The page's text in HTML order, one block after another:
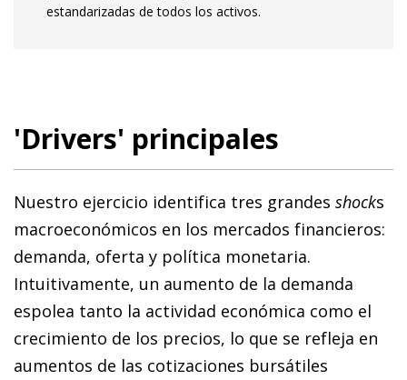
estandarizadas de todos los activos.
'Drivers' principales
Nuestro ejercicio identifica tres grandes shocks
macroeconómicos en los mercados financieros:
demanda, oferta y política monetaria.
Intuitivamente, un aumento de la demanda
espolea tanto la actividad económica como el
crecimiento de los precios, lo que se refleja en
aumentos de las cotizaciones bursátiles